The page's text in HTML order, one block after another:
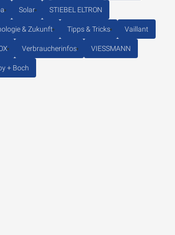
Solar STIEBEL ELTRON
& Zukunft Tipps & Tricks Vaillant
Verbraucherinfos VIESSMANN
+ Boch